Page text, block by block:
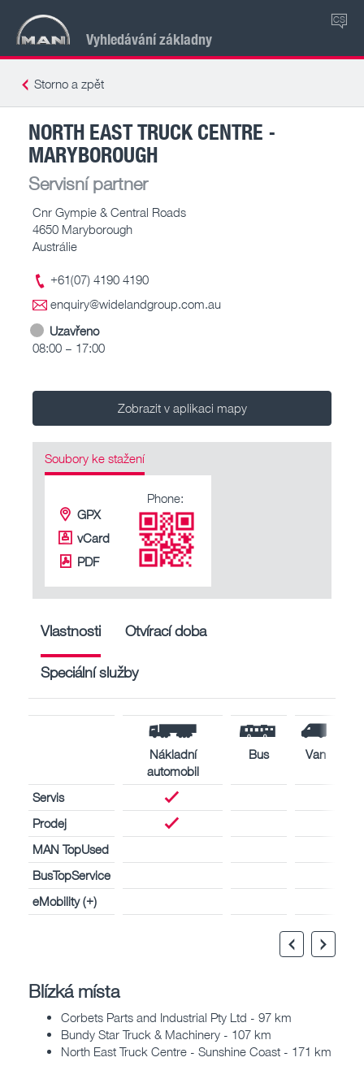
Vyhledávání základny
CS
Storno a zpět
NORTH EAST TRUCK CENTRE -
MARYBOROUGH
Servisní partner
Cnr Gympie & Central Roads
4650 Maryborough
Austrálie
+61(07) 4190 4190
enquiry@widelandgroup.com.au
Uzavřeno
08:00 – 17:00
Zobrazit v aplikaci mapy
Soubory ke stažení
GPX
vCard
PDF
Phone:
Vlastnosti Otvírací doba
Speciální služby
Nákladní
automobil
Bus Van
Servis
Prodej
MAN TopUsed
BusTopService
eMobility (+)
Blízká místa
Corbets Parts and Industrial Pty Ltd - 97 km
Bundy Star Truck & Machinery - 107 km
North East Truck Centre - Sunshine Coast - 171 km